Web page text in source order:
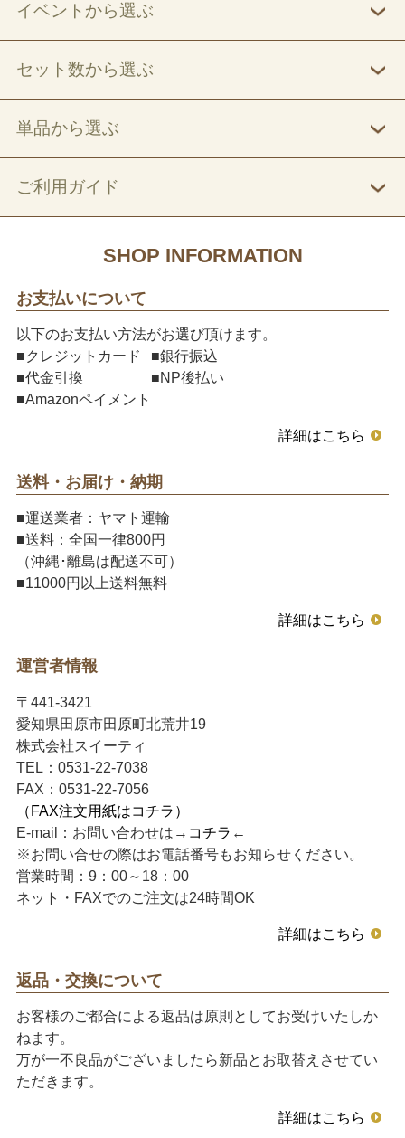
イベントから選ぶ
セット数から選ぶ
単品から選ぶ
ご利用ガイド
SHOP INFORMATION
お支払いについて
以下のお支払い方法がお選び頂けます。
■クレジットカード
■銀行振込
■代金引換
■NP後払い
■Amazonペイメント
詳細はこちら
送料・お届け・納期
■運送業者：ヤマト運輸
■送料：全国一律800円
（沖縄･離島は配送不可）
■11000円以上送料無料
詳細はこちら
運営者情報
〒441-3421
愛知県田原市田原町北荒井19
株式会社スイーティ
TEL：0531-22-7038
FAX：0531-22-7056
（FAX注文用紙はコチラ）
E-mail：お問い合わせは→ コチラ ←
※お問い合せの際はお電話番号もお知らせください。
営業時間：9：00～18：00
ネット・FAXでのご注文は24時間OK
詳細はこちら
返品・交換について
お客様のご都合による返品は原則としてお受けいたしか
ねます。
万が一不良品がございましたら新品とお取替えさせてい
ただきます。
詳細はこちら